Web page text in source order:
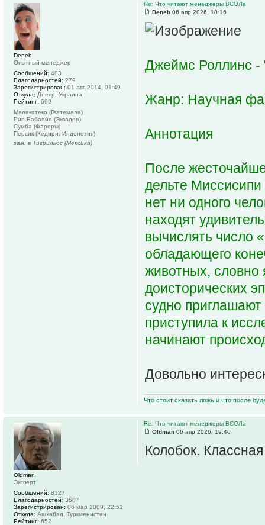
Re: Что читают менеджеры ВСОЛа
Deneb 06 апр 2026, 18:16
Джеймс Роллинс -
Жанр: Научная
Аннотация
После
дельте
нет ни одного
находят
вычислять число
обладающего
животных, словно
доисторических
судно
приступила к
начинают
Довольно
Что стоит сказать ложь и что после
Deneb
Опытный менеджер
Сообщений: 483
Благодарностей: 279
Зарегистрирован: 01 авг 2014, 01:49
Откуда: Днепр, Украина
Рейтинг: 669
Малакатеко (Гватемала)
Рио Бабаойо (Эквадор)
Сумба (Фареры)
Персик (Кедири, Индонезия)
зам. в Тигрильос (Мексика)
Re: Что читают менеджеры ВСОЛа
Oldman 06 апр 2026, 19:46
Колобок.
Oldman
Эксперт
Сообщений: 8127
Благодарностей: 3587
Зарегистрирован: 06 мар 2009, 22:51
Откуда: Ашхабад, Туркменистан
Рейтинг: 652